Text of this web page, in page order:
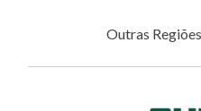
Outras